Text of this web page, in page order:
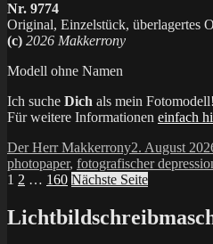
Nr. 9774
Original, Einzelstück, überlagertes
(c) 2026 Makkerrony
Modell ohne Namen
Ich suche Dich als mein Fotomodell!
Für weitere Informationen einfach
Autor
Der Herr MakkerronyVeröffentlicht
am
2. August
photopaper, fotografischer
Seitennummerierung
der
Beiträge
Seite
1 Seite
2 … Seite
160 Nächste Seite